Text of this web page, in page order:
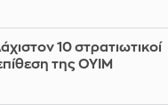
10 στρατιωτικοί
της ΟΥΙΜ